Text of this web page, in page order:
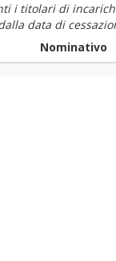
i titolari di
data di
Nominativo